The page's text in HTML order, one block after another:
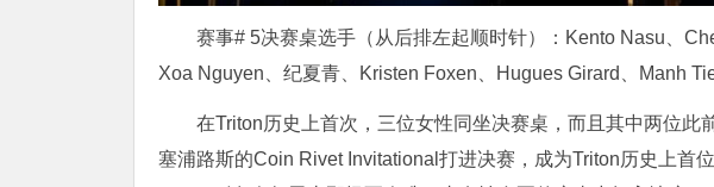
赛事# 5决赛桌选手（从后排左起顺时针）： Kento Nasu
Xoa Nguyen 、纪夏青、 Kristen Foxen Hugues Girard Manh
在Triton历史上首次，三位女性同坐决赛桌，而且其中两位此
塞浦路斯的Coin Rivet Invitational 打进决赛，成为Triton历史上首